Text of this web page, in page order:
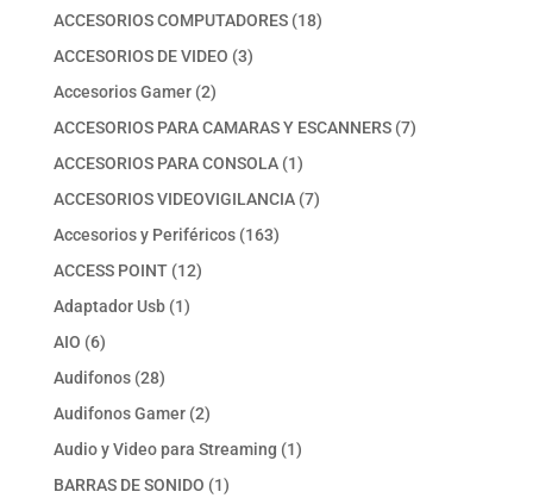
productos
ACCESORIOS COMPUTADORES 1818
ACCESORIOS DE VIDEO 33
Accesorios Gamer 22
productos
ACCESORIOS PARA CAMARAS Y ESCANNERS 77
ACCESORIOS PARA CONSOLA 11
producto
ACCESORIOS VIDEOVIGILANCIA 77
Accesorios y Periféricos 163163
ACCESS POINT 1212
Adaptador Usb 11
AIO 66
productos
Audifonos 2828
productos
Audifonos Gamer 22
productos
Audio y Video para Streaming 11
BARRAS DE SONIDO 11